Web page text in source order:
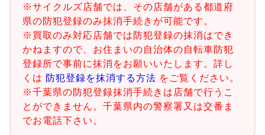
※サイクルズ店舗では、その店舗がある都道府
県の防犯登録のみ抹消手続きが可能です。
※買取のみ対応店舗では防犯登録の抹消はでき
かねますので、お住まいの自治体の自転車防犯
登録所で事前に抹消をお願いいたします。詳し
くは 防犯登録を抹消する方法 をご覧ください。
※千葉県の防犯登録抹消手続きは店舗で行うこ
とができません。千葉県内の警察署又は交番ま
でお電話下さい。